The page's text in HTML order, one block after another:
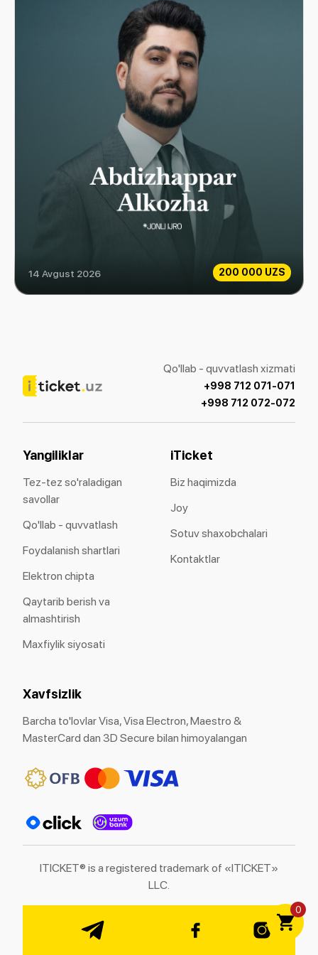
0
200 000 UZS
ABDIZHAPPAR ALKOZHA
14 Avgust 2026
Qo'llab - quvvatlash xizmati
+998 712 071-071
+998 712 072-072
Yangiliklar
Tez-tez so'raladigan
savollar
Qo'llab - quvvatlash
Foydalanish shartlari
Elektron chipta
Qaytarib berish va
almashtirish
Maxfiylik siyosati
iTicket
Biz haqimizda
Joy
Sotuv shaxobchalari
Kontaktlar
Xavfsizlik
Barcha to'lovlar Visa, Visa Electron, Maestro &
MasterCard dan 3D Secure bilan himoyalangan
ITICKET® is a registered trademark of «ITICKET»
LLC.